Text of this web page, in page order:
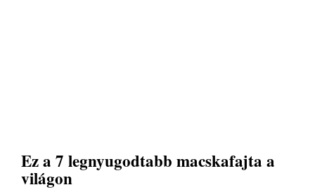
Ez a 7 legnyugodtabb macskafajta a
világon